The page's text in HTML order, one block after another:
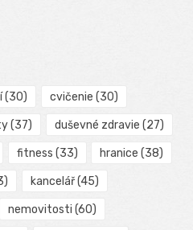
(30) cvičenie (30)
(37) duševné zdravie (27)
fitness (33) hranice (38)
kancelář(45)
nemovitosti (60)